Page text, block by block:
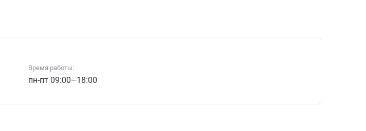
Время работы:
пн-пт 09:00–18:00